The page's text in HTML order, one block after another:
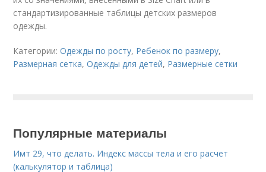
стандартизированные таблицы детских размеров
одежды.
Категории:Одежды по росту, Ребенок по размеру,
Размерная сетка,Одежды для детей, Размерные сетки
Популярные материалы
Имт 29, что делать. Индекс массы тела и его расчет
(калькулятор и таблица)